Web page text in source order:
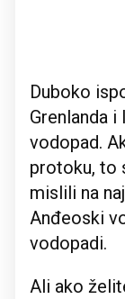
Duboko
Grenlanda i
vodopad.
protoku, to
mislili na
Anđeoski
vodopadi.
Ali ako